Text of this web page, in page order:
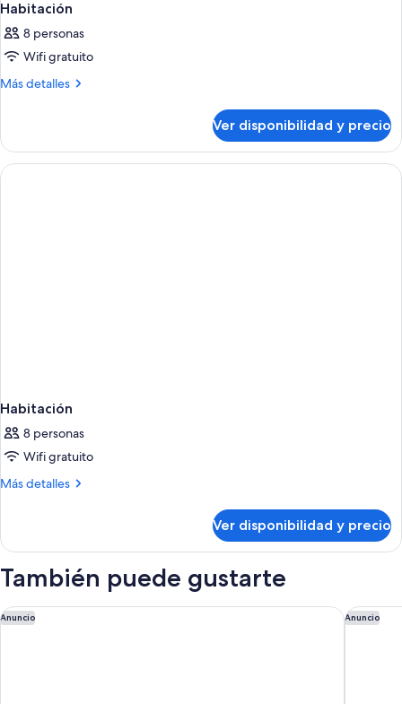
Habitación
8 personas
Wifi gratuito
Más detalles
Más
Ver disponibilidad y precio
Habitación
8 personas
Wifi gratuito
Más detalles
Más
Ver disponibilidad y precio
También puede gustarte
Anuncio
Locke Copenhagen Anuncio
Numa |